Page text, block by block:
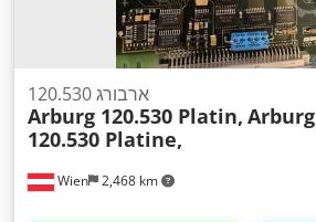
Wien 2,468 km
ארבורג 120.530
Arburg 120.530 Platin, Arburg
120.530 Platine,